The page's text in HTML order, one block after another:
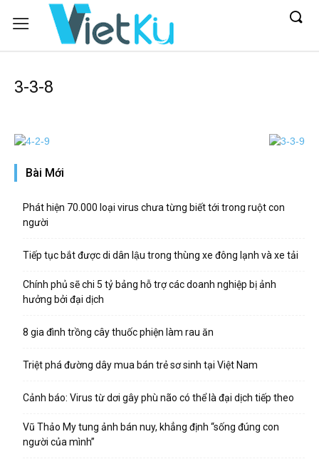
3-3-8
Bài Mới
Phát hiện 70.000 loại virus chưa từng biết tới trong ruột con
người
Tiếp tục bắt được di dân lậu trong thùng xe đông lạnh và xe tải
Chính phủ sẽ chi 5 tỷ bảng hỗ trợ các doanh nghiệp bị ảnh
hưởng bởi đại dịch
8 gia đình trồng cây thuốc phiện làm rau ăn
Triệt phá đường dây mua bán trẻ sơ sinh tại Việt Nam
Cảnh báo: Virus từ dơi gây phù não có thể là đại dịch tiếp theo
Vũ Thảo My tung ảnh bán nuy, khẳng định “sống đúng con
người của mình”